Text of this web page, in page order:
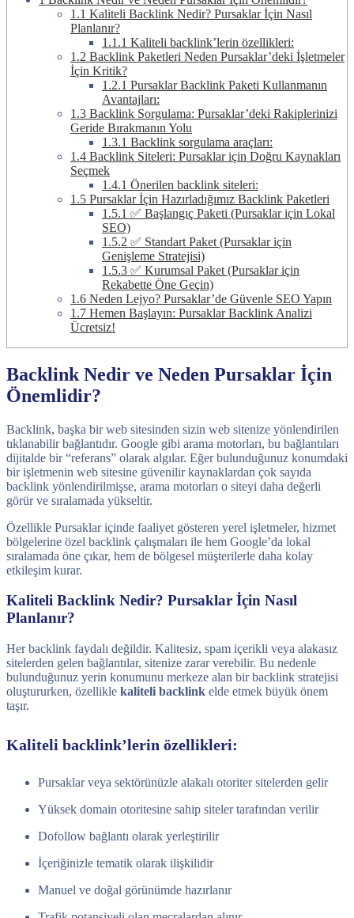
1.1 Kaliteli Backlink Nedir? Pursaklar İçin Nasıl
Planlanır?
1.1.1 Kaliteli backlink’lerin özellikleri:
1.2 Backlink Paketleri Neden Pursaklar’deki İşletmeler
İçin Kritik?
1.2.1 Pursaklar Backlink Paketi Kullanmanın
Avantajları:
1.3 Backlink Sorgulama: Pursaklar’deki Rakiplerinizi
Geride Bırakmanın Yolu
1.3.1 Backlink sorgulama araçları:
1.4 Backlink Siteleri: Pursaklar için Doğru Kaynakları
Seçmek
1.4.1 Önerilen backlink siteleri:
1.5 Pursaklar İçin Hazırladığımız Backlink Paketleri
1.5.1 ✅ Başlangıç Paketi (Pursaklar için Lokal
SEO)
1.5.2 ✅ Standart Paket (Pursaklar için
Genişleme Stratejisi)
1.5.3 ✅ Kurumsal Paket (Pursaklar için
Rekabette Öne Geçin)
1.6 Neden Lejyo? Pursaklar’de Güvenle SEO Yapın
1.7 Hemen Başlayın: Pursaklar Backlink Analizi
Ücretsiz!
Backlink Nedir ve Neden Pursaklar İçin
Önemlidir?
Backlink, başka bir web sitesinden sizin web sitenize yönlendirilen
tıklanabilir bağlantıdır. Google gibi arama motorları, bu bağlantıları
dijitalde bir “referans” olarak algılar. Eğer bulunduğunuz konumdaki
bir işletmenin web sitesine güvenilir kaynaklardan çok sayıda
backlink yönlendirilmişse, arama motorları o siteyi daha değerli
görür ve sıralamada yükseltir.
Özellikle Pursaklar içinde faaliyet gösteren yerel işletmeler, hizmet
bölgelerine özel backlink çalışmaları ile hem Google’da lokal
sıralamada öne çıkar, hem de bölgesel müşterilerle daha kolay
etkileşim kurar.
Kaliteli Backlink Nedir? Pursaklar İçin Nasıl
Planlanır?
Her backlink faydalı değildir. Kalitesiz, spam içerikli veya alakasız
sitelerden gelen bağlantılar, sitenize zarar verebilir. Bu nedenle
bulunduğunuz yerin konumunu merkeze alan bir backlink stratejisi
oluştururken, özellikle kaliteli backlink elde etmek büyük önem
taşır.
Kaliteli backlink’lerin özellikleri:
Pursaklar veya sektörünüzle alakalı otoriter sitelerden gelir
Yüksek domain otoritesine sahip siteler tarafından verilir
Dofollow bağlantı olarak yerleştirilir
İçeriğinizle tematik olarak ilişkilidir
Manuel ve doğal görünümde hazırlanır